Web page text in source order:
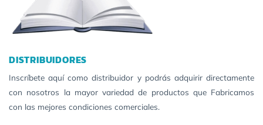
DISTRIBUIDORES
Inscríbete aquí como distribuidor y podrás adquirir directamente
con nosotros la mayor variedad de productos que Fabricamos
con las mejores condiciones comerciales.